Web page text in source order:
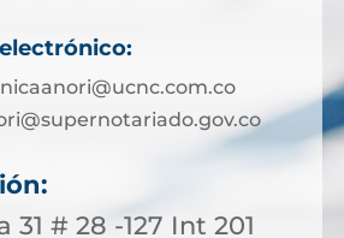
31 # 28 -127 Int 201